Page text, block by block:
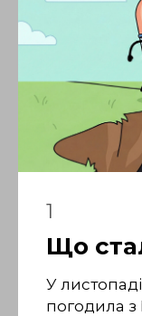
1
Що
У
погодила